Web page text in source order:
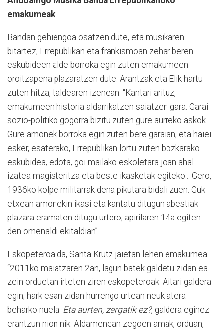
emakumeak
Bandan gehiengoa osatzen dute, eta musikaren
bitartez, Errepublikan eta frankismoan zehar beren
eskubideen alde borroka egin zuten emakumeen
oroitzapena plazaratzen dute. Arantzak eta Elik hartu
zuten hitza, taldearen izenean: “Kantari arituz,
emakumeen historia aldarrikatzen saiatzen gara. Garai
sozio-politiko gogorra bizitu zuten gure aurreko askok.
Gure amonek borroka egin zuten bere garaian, eta haiei
esker, esaterako, Errepublikan lortu zuten bozkarako
eskubidea, edota, goi mailako eskoletara joan ahal
izatea magisteritza eta beste ikasketak egiteko... Gero,
1936ko kolpe militarrak dena pikutara bidali zuen. Guk
etxean amonekin ikasi eta kantatu ditugun abestiak
plazara eramaten ditugu urtero, apirilaren 14a egiten
den omenaldi ekitaldian”.
Eskopeteroa da, Santa Krutz jaietan lehen emakumea:
“2011ko maiatzaren 2an, lagun batek galdetu zidan ea
zein orduetan irteten ziren eskopeteroak. Aitari galdera
egin; hark esan zidan hurrengo urtean neuk atera
beharko nuela. Eta aurten, zergatik ez?, galdera eginez
erantzun nion nik. Aldamenean zegoen amak, orduan,